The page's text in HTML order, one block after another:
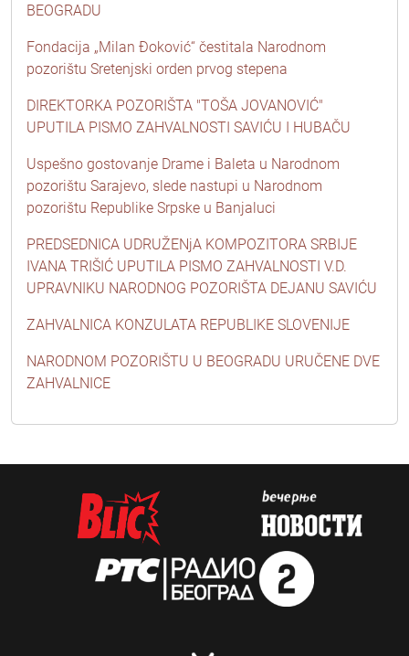
BEOGRADU
Fondacija „Milan Đoković“ čestitala Narodnom
pozorištu Sretenjski orden prvog stepena
DIREKTORKA POZORIŠTA "TOŠA JOVANOVIĆ"
UPUTILA PISMO ZAHVALNOSTI SAVIĆU I HUBAČU
Uspešno gostovanje Drame i Baleta u Narodnom
pozorištu Sarajevo, slede nastupi u Narodnom
pozorištu Republike Srpske u Banjaluci
PREDSEDNICA UDRUŽENjA KOMPOZITORA SRBIJE
IVANA TRIŠIĆ UPUTILA PISMO ZAHVALNOSTI V.D.
UPRAVNIKU NARODNOG POZORIŠTA DEJANU SAVIĆU
ZAHVALNICA KONZULATA REPUBLIKE SLOVENIJE
NARODNOM POZORIŠTU U BEOGRADU URUČENE DVE
ZAHVALNICE